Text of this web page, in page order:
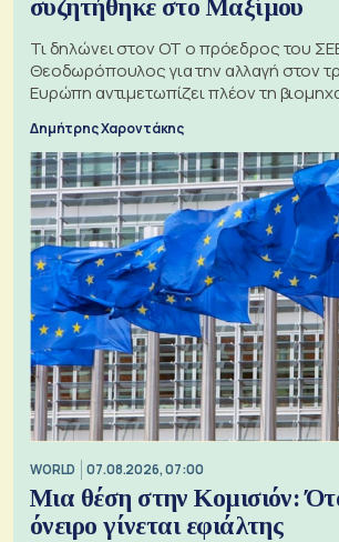
συζητήθηκε στο Μαξίμου
Τι δηλώνει στον ΟΤ ο πρόεδρος του
Θεοδωρόπουλος για την αλλαγή στον
Ευρώπη αντιμετωπίζει πλέον τη
Δημήτρης Χαροντάκης
WORLD 07.08.2026, 07:00
Μια θέση στην Κομισιόν:
όνειρο γίνεται εφιάλτης